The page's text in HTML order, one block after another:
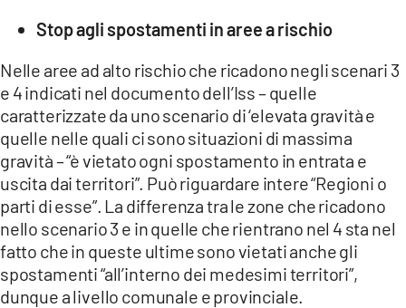
Stop agli spostamenti in aree a rischio
Nelle aree ad alto rischio che ricadono negli scenari 3
e 4 indicati nel documento dell’Iss – quelle
caratterizzate da uno scenario di ‘elevata gravità e
quelle nelle quali ci sono situazioni di massima
gravità – “è vietato ogni spostamento in entrata e
uscita dai territori”. Può riguardare intere “Regioni o
parti di esse”. La differenza tra le zone che ricadono
nello scenario 3 e in quelle che rientrano nel 4 sta nel
fatto che in queste ultime sono vietati anche gli
spostamenti “all’interno dei medesimi territori”,
dunque a livello comunale e provinciale.